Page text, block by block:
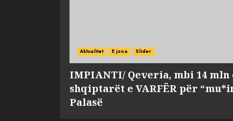
Aktualitet E jona Slider
IMPIANTI/ Qeveria, mbi 14 mln
shqiptarët e VARFËR për
Palasë